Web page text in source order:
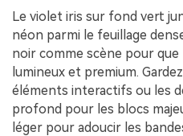
Le violet iris sur fond vert
néon parmi le feuillage
noir comme scène pour
lumineux et premium.
éléments interactifs ou les
profond pour les blocs
léger pour adoucir les